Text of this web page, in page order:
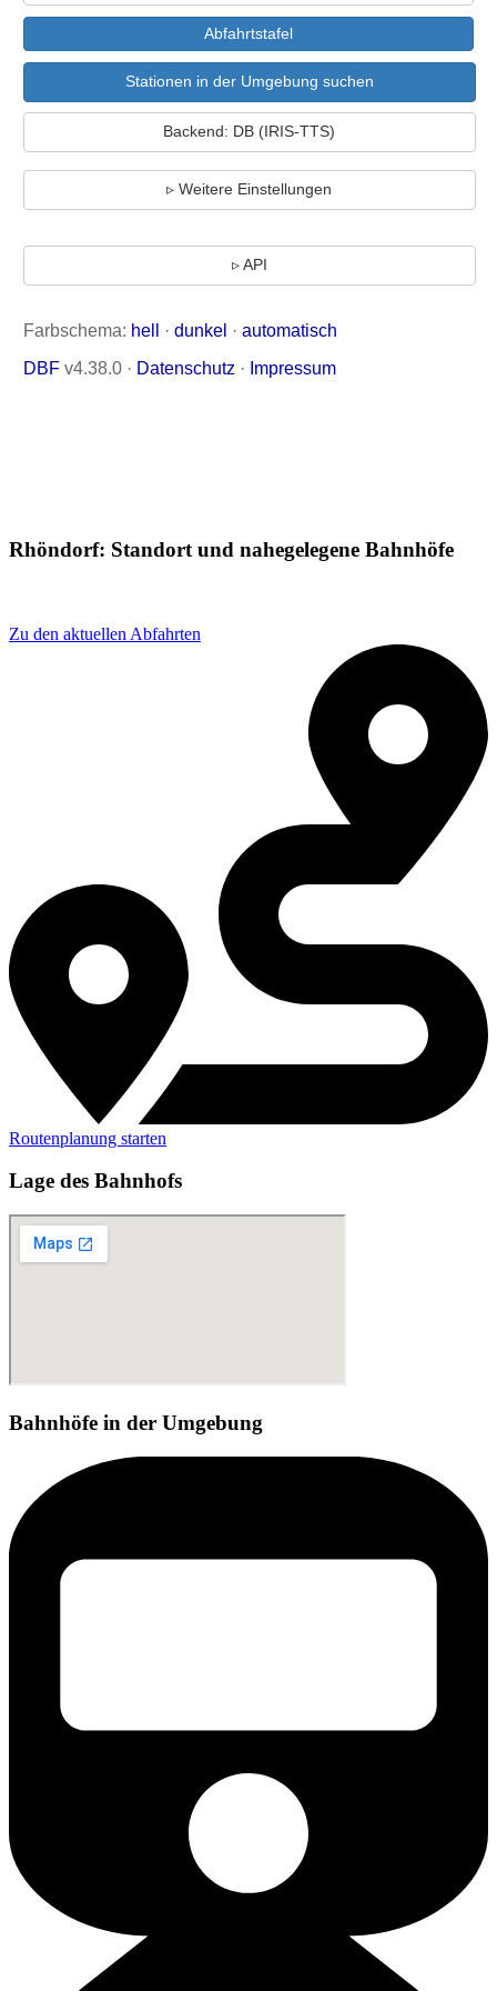
Rhöndorf: Standort und nahegelegene Bahnhöfe
Zu den aktuellen Abfahrten
Routenplanung starten
Lage des Bahnhofs
Bahnhöfe in der Umgebung